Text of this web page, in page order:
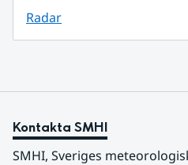
Radar
Kontakta SMHI
SMHI, Sveriges